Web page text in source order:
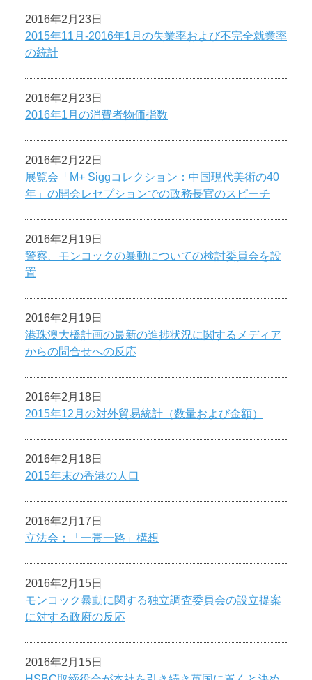
2016年2月23日
2015年11月-2016年1月の失業率および不完全就業率
の統計
2016年2月23日
2016年1月の消費者物価指数
2016年2月22日
展覧会「M+ Siggコレクション：中国現代美術の40
年」の開会レセプションでの政務長官のスピーチ
2016年2月19日
警察、モンコックの暴動についての検討委員会を設
置
2016年2月19日
港珠澳大橋計画の最新の進捗状況に関するメディア
からの問合せへの反応
2016年2月18日
2015年12月の対外貿易統計（数量および金額）
2016年2月18日
2015年末の香港の人口
2016年2月17日
立法会：「一帯一路」構想
2016年2月15日
モンコック暴動に関する独立調査委員会の設立提案
に対する政府の反応
2016年2月15日